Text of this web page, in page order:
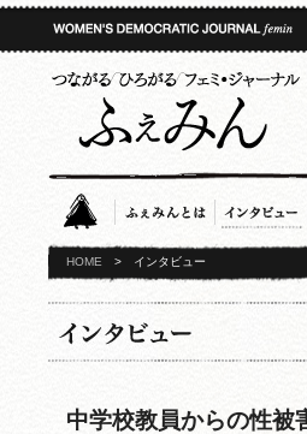
HOME > インタビュー
中学校教員からの性被